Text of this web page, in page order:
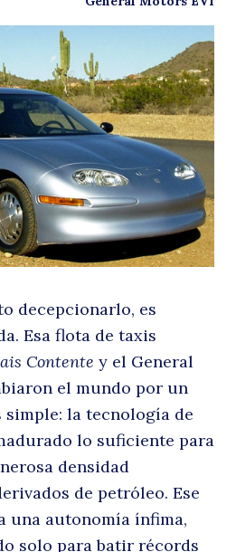
decepcionarlo, es
Esa flota de taxis
Contente y el General
el mundo por un
la tecnología de
lo suficiente para
densidad
de petróleo. Ese
una autonomía ínfima,
solo para batir récords